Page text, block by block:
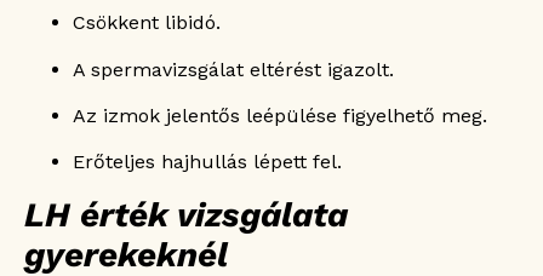
Csökkent libidó.
A spermavizsgálat eltérést igazolt.
Az izmok jelentős leépülése figyelhető meg.
Erőteljes hajhullás lépett fel.
LH érték vizsgálata
gyerekeknél